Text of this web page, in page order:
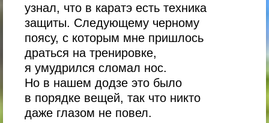
узнал, что в каратэ есть техника
защиты. Следующему черному
поясу, с которым мне пришлось
драться на тренировке,
я умудрился сломал нос.
Но в нашем додзе это было
в порядке вещей, так что никто
даже глазом не повел.